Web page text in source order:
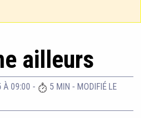
ailleurs
À 09:00 - 5 MIN - MODIFIÉ LE